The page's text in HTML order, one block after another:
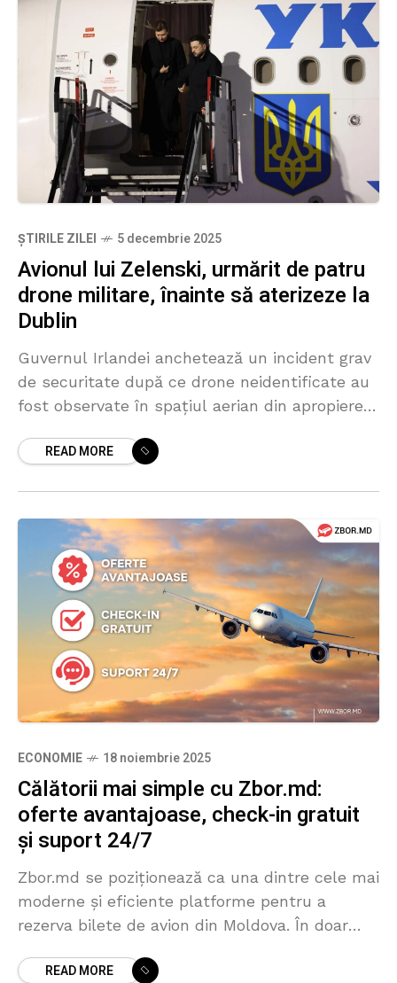
ȘTIRILE ZILEI 5 decembrie 2025
Avionul lui Zelenski, urmărit de patru
drone militare, înainte să aterizeze la
Dublin
Guvernul Irlandei anchetează un incident grav
de securitate după ce drone neidentificate au
fost observate în spațiul aerian din apropierea
Volodimir Zelenski, chiar în momentul în
READ MORE
ECONOMIE 18 noiembrie 2025
Călătorii mai simple cu Zbor.md:
oferte avantajoase, check-in gratuit
și suport 24/7
Zbor.md se poziționează ca una dintre cele mai
moderne și eficiente platforme pentru a
rezerva bilete de avion din Moldova. În doar
prețuri actualizate,
READ MORE